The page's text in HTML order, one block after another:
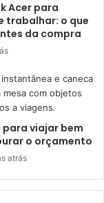
Acer para
trabalhar: o que
da compra
para viajar bem
o orçamento
atrás